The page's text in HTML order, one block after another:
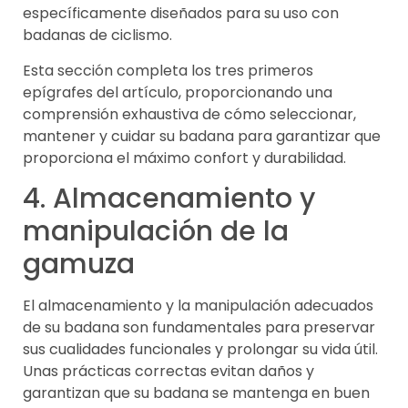
específicamente diseñados para su uso con
badanas de ciclismo.
Esta sección completa los tres primeros
epígrafes del artículo, proporcionando una
comprensión exhaustiva de cómo seleccionar,
mantener y cuidar su badana para garantizar que
proporciona el máximo confort y durabilidad.
4. Almacenamiento y
manipulación de la
gamuza
El almacenamiento y la manipulación adecuados
de su badana son fundamentales para preservar
sus cualidades funcionales y prolongar su vida útil.
Unas prácticas correctas evitan daños y
garantizan que su badana se mantenga en buen